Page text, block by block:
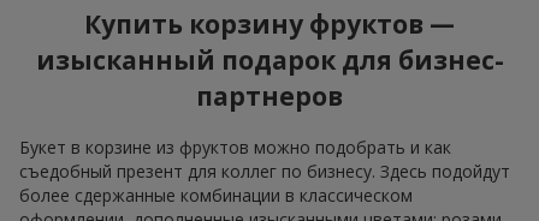
Купить корзину фруктов —
изысканный подарок для бизнес-
партнеров
Букет в корзине из фруктов можно подобрать и как
съедобный презент для коллег по бизнесу. Здесь подойдут
более сдержанные комбинации в классическом